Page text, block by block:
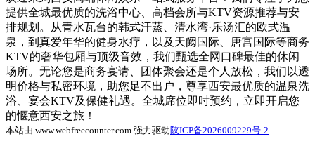
提供全城最优质的洗浴中心、高档会所与KTV资源推荐与安
排规划。从青水瓦台的韩式汗蒸、清水湾·乐汤汇的欧式温
泉，到真爱年华的健身水疗，以及天阙国际、唐宫国际等商务
KTV的奢华包厢与顶级音效，我们甄选全网口碑最佳的休闲
场所。无论您是商务宴请、团体聚会还是个人放松，我们以透
明价格与私密环境，助您足不出户，尊享西安最优质的温泉洗
浴、宴会KTV及保健礼遇。全城席位即时预约，立即开启您
的惬意西安之旅！
本站由 www.webfreecounter.com 强力驱动陕ICP备2026009229号-2